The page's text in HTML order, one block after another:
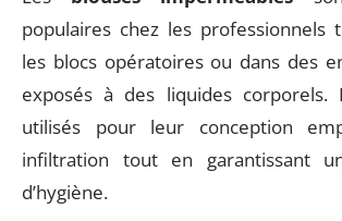
populaires chez les professionnels
les blocs opératoires ou dans des
exposés à des liquides corporels.
utilisés pour leur conception
infiltration tout en garantissant
d’hygiène.